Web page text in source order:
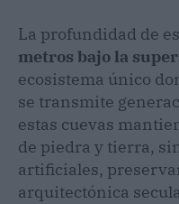
La profundidad de
metros bajo la
ecosistema único
se transmite
estas cuevas
de piedra y tierra,
artificiales,
arquitectónica